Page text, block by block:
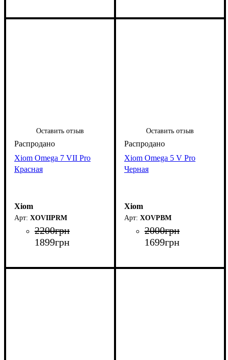
Оставить отзыв
Xiom Omega 7 VII Pro
Красная
Xiom
XOVIIPRM
2200грн
1899грн
Оставить отзыв
Xiom Omega 5 V Pro
Черная
Xiom
XOVPBM
2000грн
1699грн